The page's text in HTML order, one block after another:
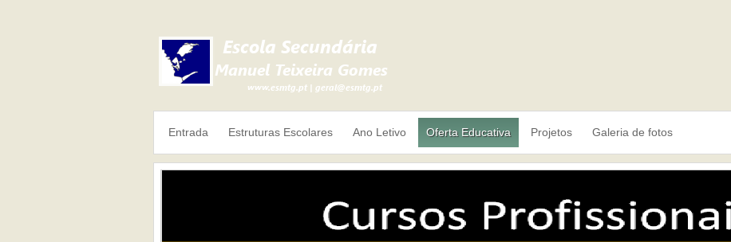
Entrada Estruturas Escolares Ano Letivo Oferta Educativa Projetos Galeria de fotos